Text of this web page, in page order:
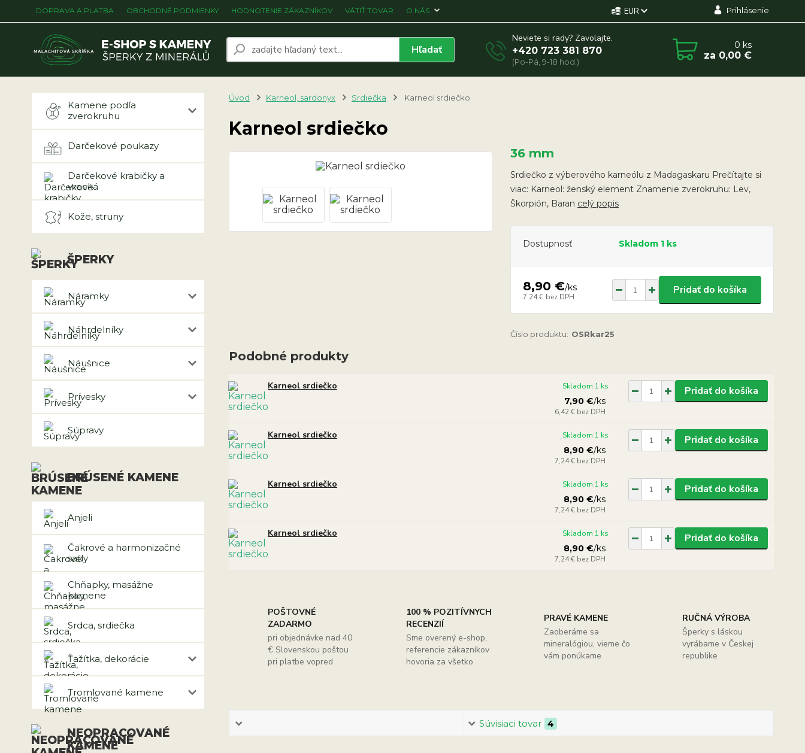
DOPRAVA A PLATBA OBCHODNÉ PODMIENKY HODNOTENIE ZÁKAZNÍKOV VÁTIŤ TOVAR O NÁS EUR Prihlásenie
Hľadať
Neviete si rady? Zavolajte.
+420 723 381 870
(Po-Pá, 9-18 hod.)
0 ks
za 0,00 €
Kamene podľa
zverokruhu
Darčekové poukazy
Darčekové krabičky a
vrecká
Kože, struny
ŠPERKY
Náramky
Náhrdelníky
Náušnice
Prívesky
Súpravy
BRÚSENÉ KAMENE
Anjeli
Čakrové a harmonizačné
sady
Chňapky, masážne
kamene
Srdca, srdiečka
Ťažítka, dekorácie
Tromlované kamene
NEOPRACOVANÉ
KAMENE
Úvod Karneol, sardonyx Srdiečka Karneol srdiečko
Karneol srdiečko
36 mm
Srdiečko z výberového karneólu z Madagaskaru Prečítajte si
viac: Karneol: ženský element Znamenie zverokruhu: Lev,
Škorpión, Baran celý popis
Dostupnosť Skladom 1 ks
8,90 €/ks
7,24 € bez DPH
Pridať do košíka
Číslo produktu: OSRkar25
Podobné produkty
Karneol srdiečko
7,90 €/ks
6,42 € bez DPH
Skladom 1 ks Pridať do košíka
Karneol srdiečko
8,90 €/ks
7,24 € bez DPH
Skladom 1 ks Pridať do košíka
Karneol srdiečko
8,90 €/ks
7,24 € bez DPH
Skladom 1 ks Pridať do košíka
Karneol srdiečko
8,90 €/ks
7,24 € bez DPH
Skladom 1 ks Pridať do košíka
POŠTOVNÉ
ZADARMO
pri objednávke nad 40
€ Slovenskou poštou
pri platbe vopred
100 % POZITÍVNYCH
RECENZIÍ
Sme overený e-shop,
referencie zákazníkov
hovoria za všetko
PRAVÉ KAMENE
Zaoberáme sa
mineralógiou, vieme čo
vám ponúkame
RUČNÁ VÝROBA
Šperky s láskou
vyrábame v Českej
republike
Súvisiaci tovar 4